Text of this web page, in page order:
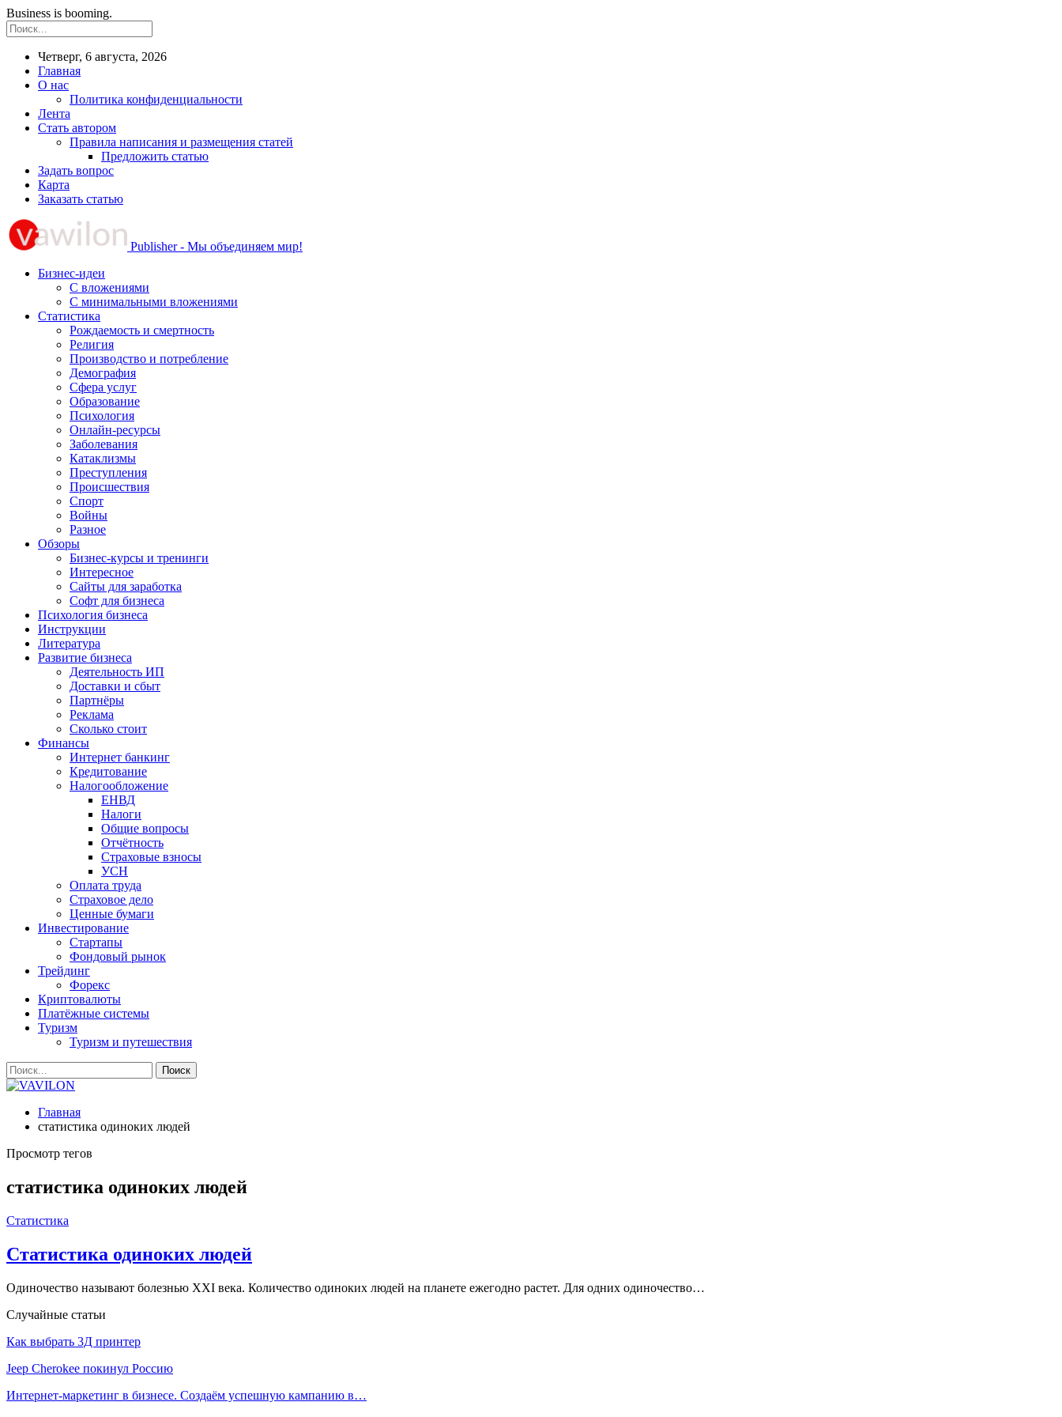
Business is booming.
Четверг, 6 августа, 2026
Главная
О нас
Политика конфиденциальности
Лента
Стать автором
Правила написания и размещения статей
Предложить статью
Задать вопрос
Карта
Заказать статью
Publisher - Мы объединяем мир!
Бизнес-идеи
С вложениями
С минимальными вложениями
Статистика
Рождаемость и смертность
Религия
Производство и потребление
Демография
Сфера услуг
Образование
Психология
Онлайн-ресурсы
Заболевания
Катаклизмы
Преступления
Происшествия
Спорт
Войны
Разное
Обзоры
Бизнес-курсы и тренинги
Интересное
Сайты для заработка
Софт для бизнеса
Психология бизнеса
Инструкции
Литература
Развитие бизнеса
Деятельность ИП
Доставки и сбыт
Партнёры
Реклама
Сколько стоит
Финансы
Интернет банкинг
Кредитование
Налогообложение
ЕНВД
Налоги
Общие вопросы
Отчётность
Страховые взносы
УСН
Оплата труда
Страховое дело
Ценные бумаги
Инвестирование
Стартапы
Фондовый рынок
Трейдинг
Форекс
Криптовалюты
Платёжные системы
Туризм
Туризм и путешествия
Главная
статистика одиноких людей
Просмотр тегов
статистика одиноких людей
Статистика
Статистика одиноких людей
Одиночество называют болезнью XXI века. Количество одиноких людей на планете ежегодно растет. Для одних одиночество…
Случайные статьи
Как выбрать 3Д принтер
Jeep Cherokee покинул Россию
Интернет-маркетинг в бизнесе. Создаём успешную кампанию в…